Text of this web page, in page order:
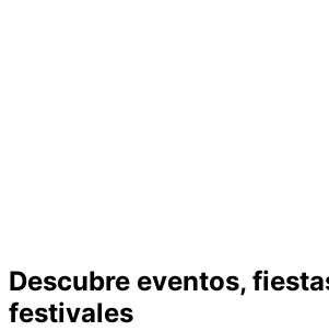
Descubre eventos,
festivales